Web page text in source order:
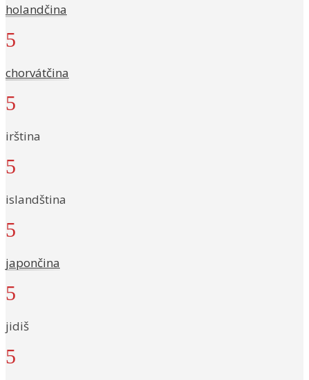
holandčina
5
chorvátčina
5
irština
5
islandština
5
japončina
5
jidiš
5